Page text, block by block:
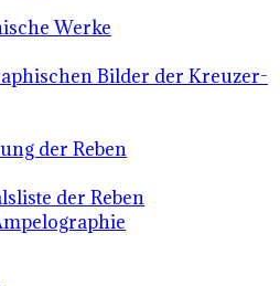
Werke
Bilder der Kreuzer-
der Reben
der Reben